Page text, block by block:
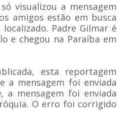
visualizou a mensagem
amigos estão em busca
Padre Gilmar é
e chegou na Paraíba em
esta reportagem
a mensagem foi enviada
a mensagem foi enviada
O erro foi corrigido